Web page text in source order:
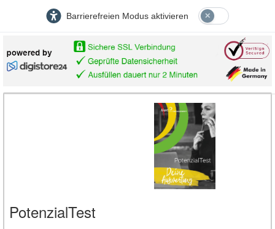
Barrierefreien Modus aktivieren
PotenzialTest